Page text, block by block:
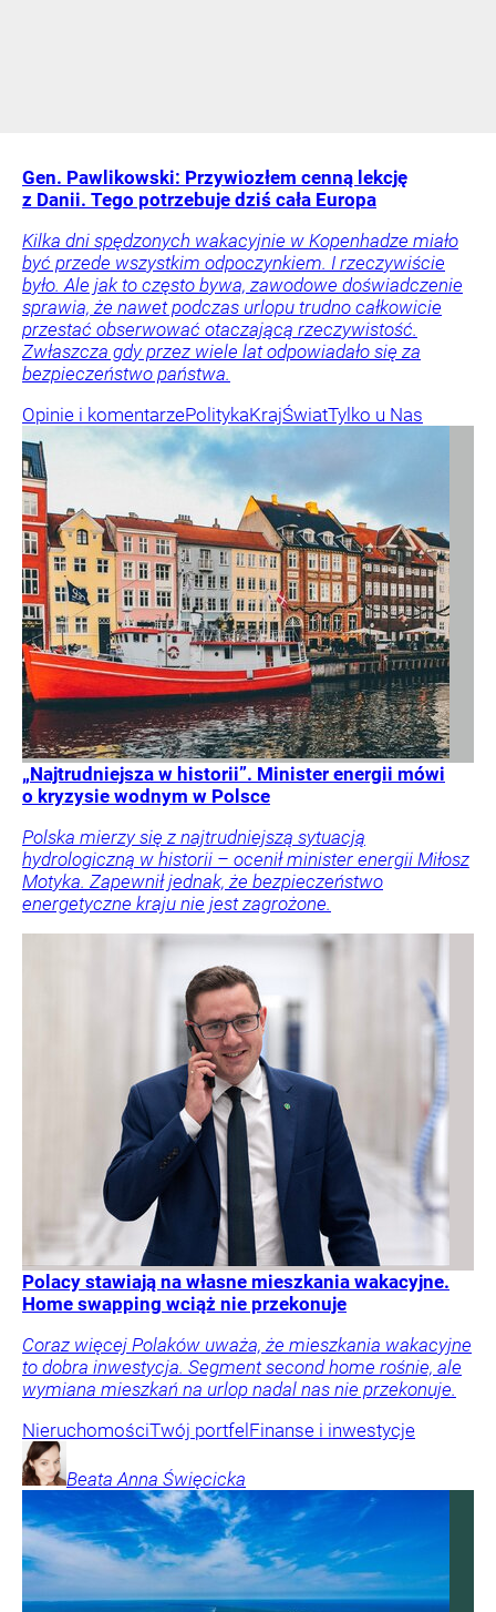
Gen. Pawlikowski: Przywiozłem cenną lekcję
z Danii. Tego potrzebuje dziś cała Europa
Kilka dni spędzonych wakacyjnie w Kopenhadze miało
być przede wszystkim odpoczynkiem. I rzeczywiście
było. Ale jak to często bywa, zawodowe doświadczenie
sprawia, że nawet podczas urlopu trudno całkowicie
przestać obserwować otaczającą rzeczywistość.
Zwłaszcza gdy przez wiele lat odpowiadało się za
bezpieczeństwo państwa.
Opinie i komentarzePolitykaKrajŚwiatTylko u Nas
„Najtrudniejsza w historii”. Minister energii mówi
o kryzysie wodnym w Polsce
Polska mierzy się z najtrudniejszą sytuacją
hydrologiczną w historii – ocenił minister energii Miłosz
Motyka. Zapewnił jednak, że bezpieczeństwo
energetyczne kraju nie jest zagrożone.
Polacy stawiają na własne mieszkania wakacyjne.
Home swapping wciąż nie przekonuje
Coraz więcej Polaków uważa, że mieszkania wakacyjne
to dobra inwestycja. Segment second home rośnie, ale
wymiana mieszkań na urlop nadal nas nie przekonuje.
NieruchomościTwój portfelFinanse i inwestycje
Beata Anna Święcicka